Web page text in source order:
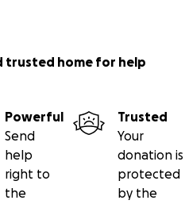
trusted home for help
Powerful
Send
help
right to
the
Trusted
Your
donation is
protected
by the